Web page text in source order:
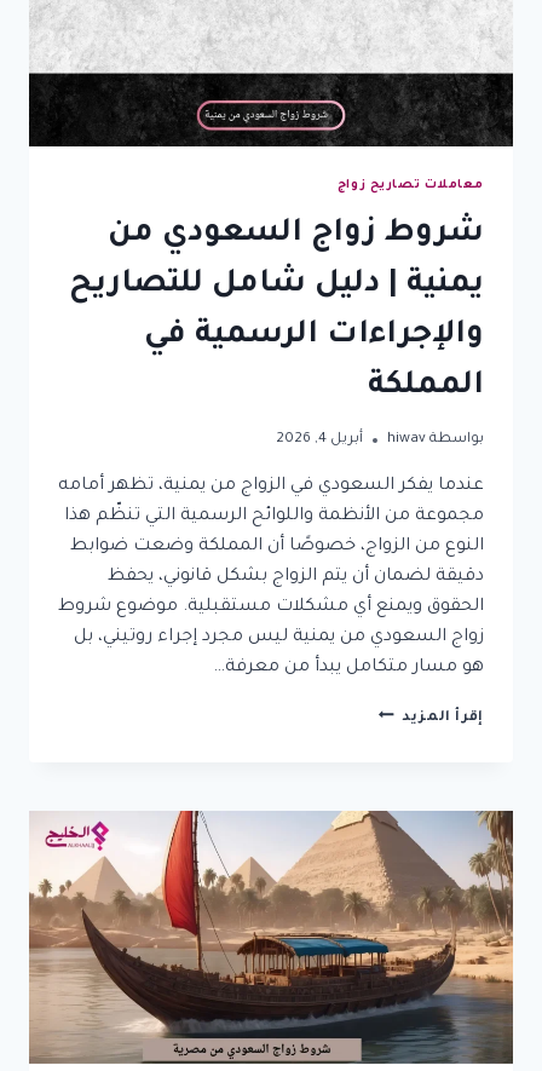
لا
تغفل
عنها
معاملات تصاريح زواج
شروط زواج السعودي من
يمنية | دليل شامل للتصاريح
والإجراءات الرسمية في
المملكة
بواسطة hiwav أبريل 4, 2026
عندما يفكر السعودي في الزواج من يمنية، تظهر أمامه
مجموعة من الأنظمة واللوائح الرسمية التي تنظّم هذا
النوع من الزواج، خصوصًا أن المملكة وضعت ضوابط
دقيقة لضمان أن يتم الزواج بشكل قانوني، يحفظ
الحقوق ويمنع أي مشكلات مستقبلية. موضوع شروط
زواج السعودي من يمنية ليس مجرد إجراء روتيني، بل
هو مسار متكامل يبدأ من معرفة…
إقرأ المزيد شروط
يمنية
|
دليل
شامل
للتصاريح
والإجراءات
الرسمية
في
المملكة